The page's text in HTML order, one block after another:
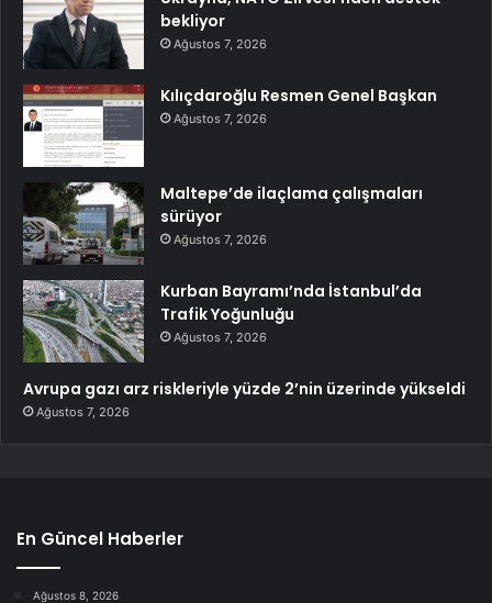
bekliyor
Ağustos 7, 2026
Kılıçdaroğlu Resmen Genel Başkan
Ağustos 7, 2026
Maltepe’de ilaçlama çalışmaları
sürüyor
Ağustos 7, 2026
Kurban Bayramı’nda İstanbul’da
Trafik Yoğunluğu
Ağustos 7, 2026
Avrupa gazı arz riskleriyle yüzde 2’nin üzerinde yükseldi
Ağustos 7, 2026
En Güncel Haberler
Ağustos 8, 2026